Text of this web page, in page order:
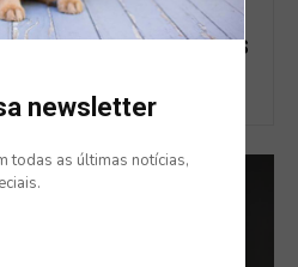
NAS FÉRIAS: OS SINAIS
IGNORAM EM CÃES E
newsletter
todas as últimas notícias,